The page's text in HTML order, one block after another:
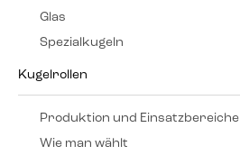
Glas
Spezialkugeln
Kugelrollen
Produktion und Einsatzbereiche
Wie man wählt